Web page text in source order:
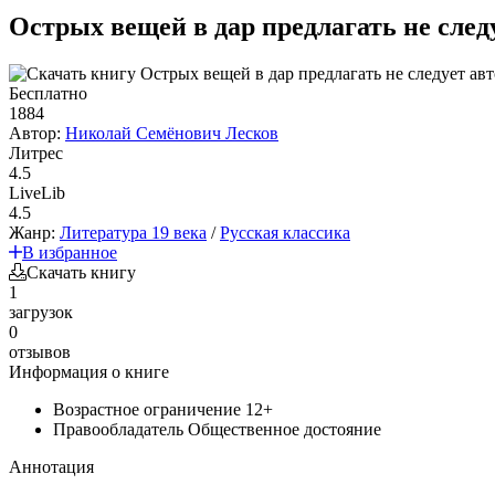
Острых вещей в дар предлагать не
Бесплатно
1884
Автор: Николай Семёнович Лесков
Литрес
4.5
LiveLib
4.5
Жанр: Литература 19 века /Русская классика
В избранное
Скачать книгу
1
загрузок
0
отзывов
Информация о книге
Возрастное ограничение 12+
Правообладатель Общественное достояние
Аннотация